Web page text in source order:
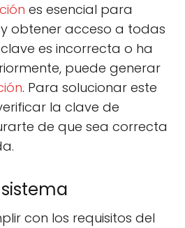
es esencial para
obtener acceso a todas
clave es incorrecta o ha
puede generar
. Para solucionar este
la clave de
de que sea correcta
con los requisitos del